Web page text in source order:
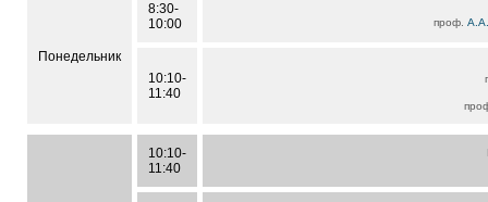
Понедельник
8:30-
10:00
проф.
10:10-
11:40
10:10-
11:40